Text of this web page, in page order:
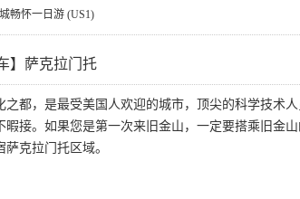
畅怀一日游 (US1)
】萨克拉门托
之都，是最受美国人欢迎的城市，顶尖的科学技
暇接。如果您是第一次来旧金山，一定要搭乘旧金
克拉门托区域。